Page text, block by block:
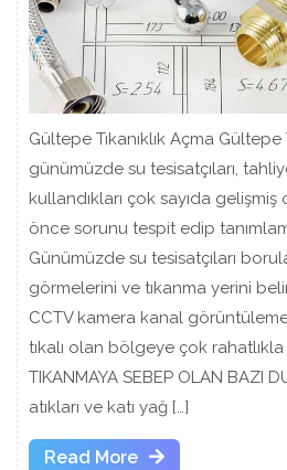
Gültepe Tıkanıklık Açma Gültepe
günümüzde su tesisatçıları,
kullandıkları çok sayıda
önce sorunu tespit edip
Günümüzde su tesisatçıları
görmelerini ve tıkanma yerini
CCTV kamera kanal
tıkalı olan bölgeye çok
TIKANMAYA SEBEP OLAN BAZI
atıkları ve katı yağ […]
Read More
Read